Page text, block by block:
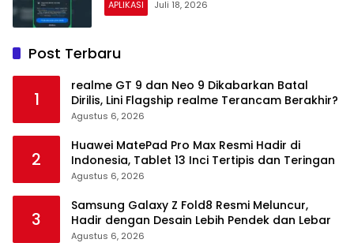
APLIKASI Juli 18, 2026
Post Terbaru
1
realme GT 9 dan Neo 9 Dikabarkan Batal
Dirilis, Lini Flagship realme Terancam Berakhir?
Agustus 6, 2026
2
Huawei MatePad Pro Max Resmi Hadir di
Indonesia, Tablet 13 Inci Tertipis dan Teringan
Agustus 6, 2026
3
Samsung Galaxy Z Fold8 Resmi Meluncur,
Hadir dengan Desain Lebih Pendek dan Lebar
Agustus 6, 2026